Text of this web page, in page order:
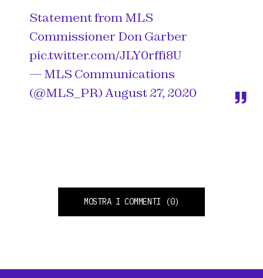
Statement from MLS
Commissioner Don Garber
pic.twitter.com/JLY0rffi8U
— MLS Communications
(@MLS_PR)August 27, 2020
MOSTRA I COMMENTI (0)